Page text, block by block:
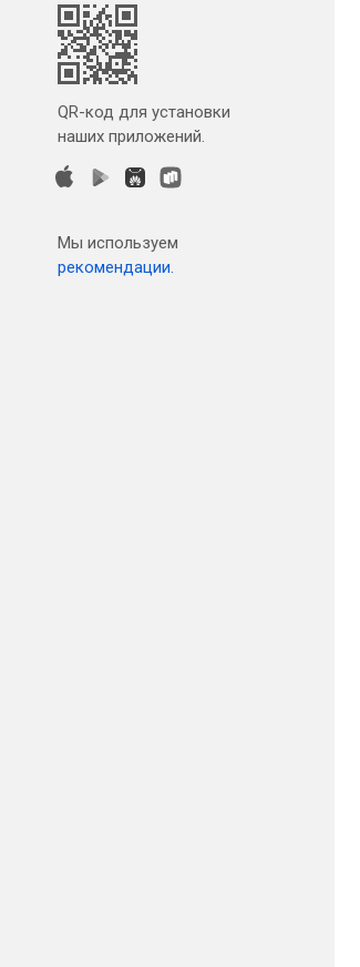
QR-код для установки
наших приложений.
Мы используем
рекомендации.